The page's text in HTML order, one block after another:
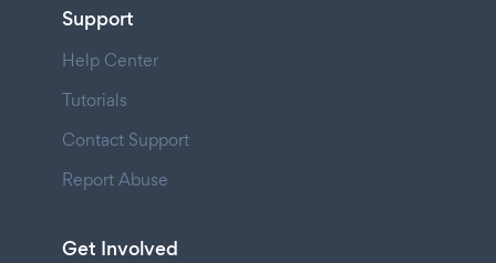
Support
Help Center
Tutorials
Contact Support
Report Abuse
Get Involved